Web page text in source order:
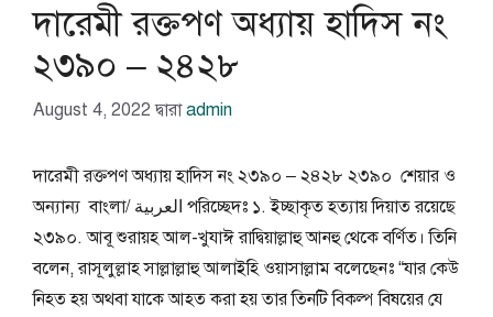
দারেমী রক্তপণ অধ্যায় হাদিস নং
২৩৯০ – ২৪২৮
August 4, 2022 দ্বারাadmin
দারেমী রক্তপণ অধ্যায় হাদিস নং ২৩৯০ – ২৪২৮ ২৩৯০ শেয়ার ও
অন্যান্য বাংলা/ العربية পরিচ্ছেদঃ ১. ইচ্ছাকৃত হত্যায় দিয়াত রয়েছে
২৩৯০. আবূ শুরায়হ আল-খুযাঈ রাদ্বিয়াল্লাহু আনহু থেকে বর্ণিত। তিনি
বলেন, রাসূলুল্লাহ সাল্লাল্লাহু আলাইহি ওয়াসাল্লাম বলেছেনঃ “যার কেউ
নিহত হয় অথবা যাকে আহত করা হয় তার তিনটি বিকল্প বিষয়ের যে